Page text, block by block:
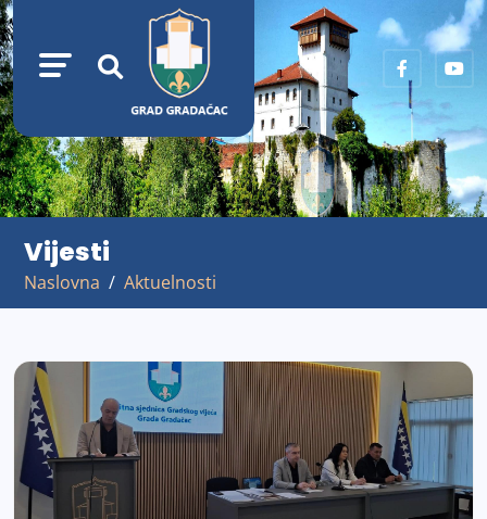
Vijesti
Naslovna Aktuelnosti